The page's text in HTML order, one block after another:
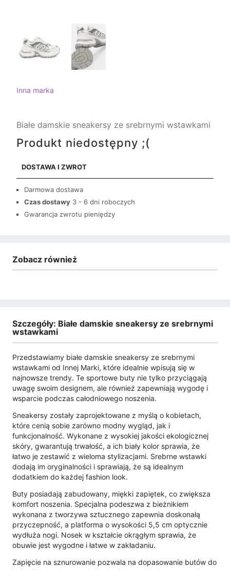
Inna marka
Białe damskie sneakersy ze srebrnymi wstawkami
Produkt niedostępny ;(
DOSTAWA I ZWROT
Darmowa dostawa
Czas dostawy 3 - 6 dni roboczych
Gwarancja zwrotu pieniędzy
Zobacz również
Szczegóły: Białe damskie sneakersy ze srebrnymi
wstawkami
Przedstawiamy białe damskie sneakersy ze srebrnymi
wstawkami od Innej Marki, które idealnie wpisują się w
najnowsze trendy. Te sportowe buty nie tylko przyciągają
uwagę swoim designem, ale również zapewniają wygodę i
wsparcie podczas całodniowego noszenia.
Sneakersy zostały zaprojektowane z myślą o kobietach,
które cenią sobie zarówno modny wygląd, jak i
funkcjonalność. Wykonane z wysokiej jakości ekologicznej
skóry, gwarantują trwałość, a ich biały kolor sprawia, że
łatwo je zestawić z wieloma stylizacjami. Srebrne wstawki
dodają im oryginalności i sprawiają, że są idealnym
dodatkiem do każdej fashion look.
Buty posiadają zabudowany, miękki zapiętek, co zwiększa
komfort noszenia. Specjalna podeszwa z bieżnikiem
wykonana z tworzywa sztucznego zapewnia doskonałą
przyczepność, a platforma o wysokości 5,5 cm optycznie
wydłuża nogi. Nosek w kształcie okrągłym sprawia, że
obuwie jest wygodne i łatwe w zakładaniu.
Zapięcie na sznurowanie pozwala na dopasowanie butów do